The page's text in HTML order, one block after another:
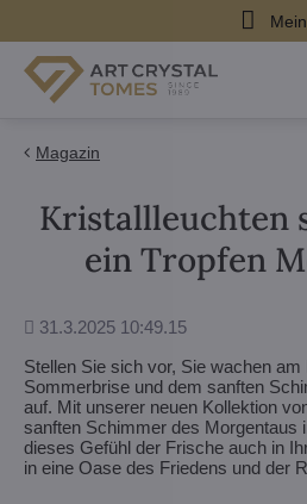
Magazin
Kristallleuchten
ein Tropfen
Hinzugefügt
31.3.2025 10:49.15
Stellen Sie sich vor, Sie wachen
Sommerbrise und dem sanften
auf. Mit unserer neuen Kollektion
sanften Schimmer des Morgentaus
dieses Gefühl der Frische auch in
in eine Oase des Friedens und der